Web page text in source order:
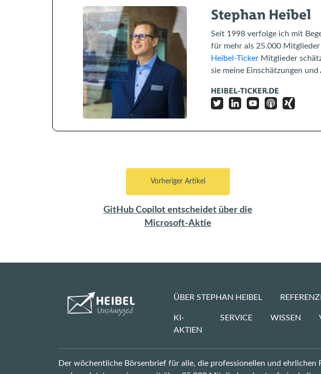
Stephan Heibel
Seit 1998 verfolge ich mit
für mehr als 25.000
Heibel-TickerMitglieder
sie meine Einschätzungen
HEIBEL-TICKER.DE
Vorheriger Artikel
GitHub Copilot entscheidet über die
Microsoft-Aktie
ÜBER STEPHAN HEIBEL
KI-
AKTIEN
SERVICE WISSEN
Der wöchentliche Börsenbrief für alle, die professionellen und ehrlichen